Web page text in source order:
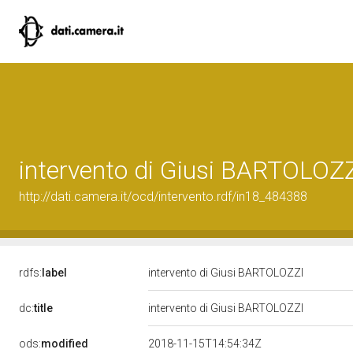
intervento di Giusi
http://dati.camera.it/ocd/intervento.rdf/in18_484388
rdfs: label intervento di Giusi BARTOLOZZI
dc:title intervento di Giusi BARTOLOZZI
ods:modified 2018-11-15T14:54:34Z